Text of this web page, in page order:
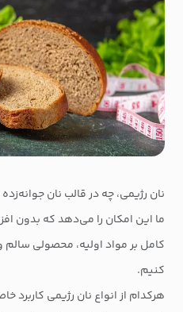
نان رژیمی، چه در قالب نان
ما این امکان را می‌دهد که بدون
کامل بر مواد اولیه، محصولی سالم
کنیم.
هرکدام از انواع نان رژیمی کاربرد